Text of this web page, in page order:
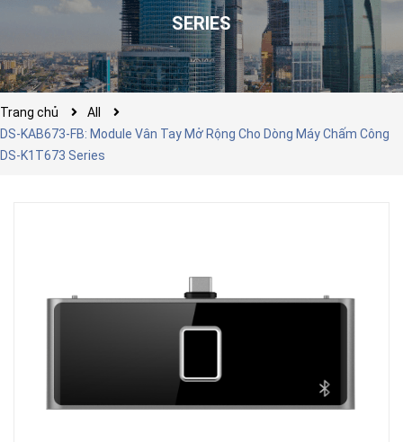
SERIES
Trang chủ
All
DS-KAB673-FB: Module Vân Tay Mở Rộng Cho Dòng Máy Chấm Công
DS-K1T673 Series